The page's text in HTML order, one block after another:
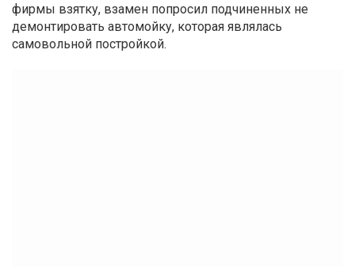
фирмы взятку, взамен попросил подчиненных не
демонтировать автомойку, которая являлась
самовольной постройкой.